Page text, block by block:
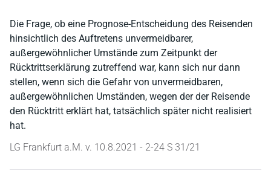
Die Frage, ob eine Prognose-Entscheidung des Reisenden
hinsichtlich des Auftretens unvermeidbarer,
außergewöhnlicher Umstände zum Zeitpunkt der
Rücktrittserklärung zutreffend war, kann sich nur dann
stellen, wenn sich die Gefahr von unvermeidbaren,
außergewöhnlichen Umständen, wegen der der Reisende
den Rücktritt erklärt hat, tatsächlich später nicht realisiert
hat.
LG Frankfurt a.M. v. 10.8.2021 - 2-24 S 31/21